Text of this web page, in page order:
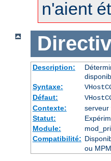
n'aient
Description:
Syntaxe:
Défaut:
Contexte:
serveur
Statut:
Module:
Compatibilité:
ou